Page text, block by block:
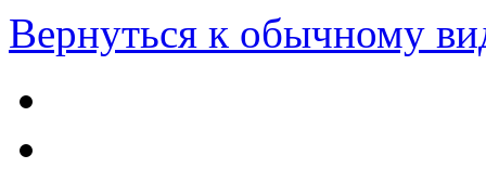
Вернуться к обычному